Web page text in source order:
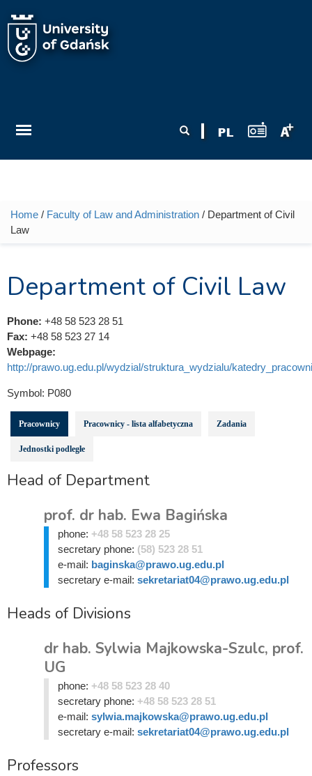
You are here
Home / Faculty of Law and Administration / Department of Civil
Law
Department of Civil Law
Phone: +48 58 523 28 51
Fax: +48 58 523 27 14
Webpage:
http://prawo.ug.edu.pl/wydzial/struktura_wydzialu/
Symbol: P080
Pracownicy Pracownicy - lista alfabetyczna Zadania
Jednostki podległe
Head of Department
prof. dr hab. Ewa Bagińska
phone: +48 58 523 28 25
secretary phone: (58) 523 28 51
e-mail: baginska@prawo.ug.edu.pl
secretary e-mail: sekretariat04@prawo.ug.edu.pl
Heads of Divisions
dr hab. Sylwia Majkowska-Szulc, prof.
UG
phone: +48 58 523 28 40
secretary phone: +48 58 523 28 51
e-mail: sylwia.majkowska@prawo.ug.edu.pl
secretary e-mail: sekretariat04@prawo.ug.edu.pl
Professors